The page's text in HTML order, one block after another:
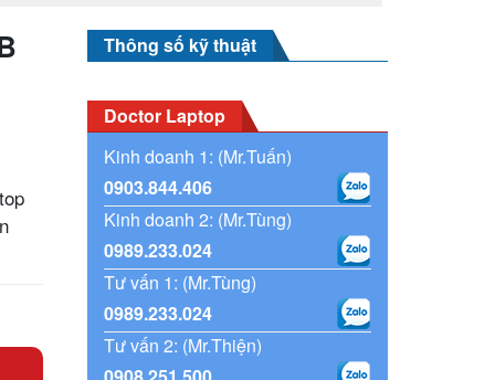
Thông số kỹ thuật
Doctor Laptop
Kinh doanh 1: (Mr.Tuấn)
0903.844.406
Kinh doanh 2: (Mr.Tùng)
0989.233.024
Tư vấn 1: (Mr.Tùng)
0989.233.024
Tư vấn 2: (Mr.Thiện)